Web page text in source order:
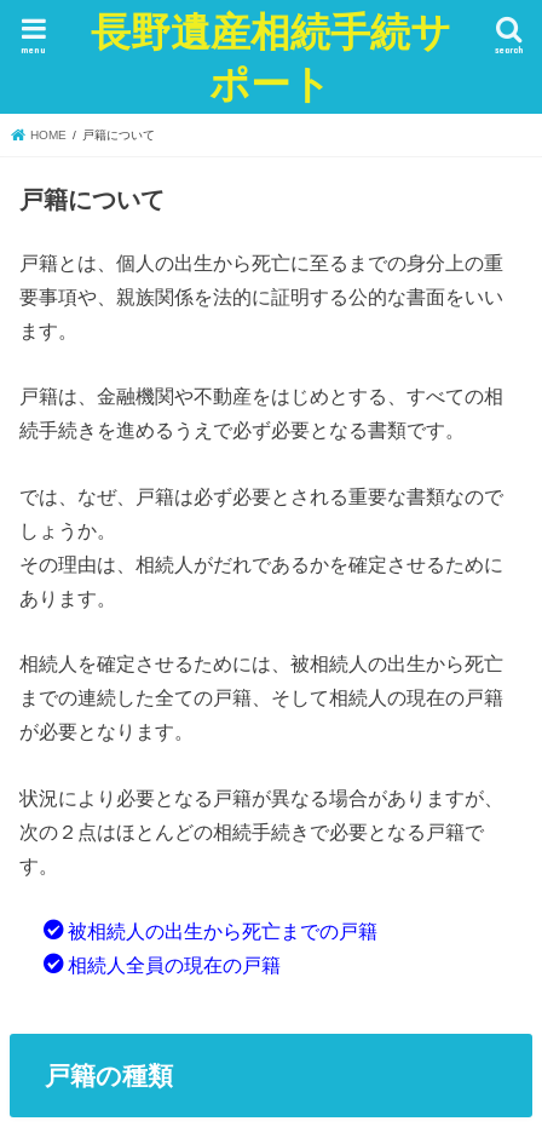
長野遺産相続手続サ
ポート
search
menu
HOME 戸籍について
戸籍について
戸籍とは、個人の出生から死亡に至るまでの身分上の重
要事項や、親族関係を法的に証明する公的な書面をいい
ます。
戸籍は、金融機関や不動産をはじめとする、すべての相
続手続きを進めるうえで必ず必要となる書類です。
では、なぜ、戸籍は必ず必要とされる重要な書類なので
しょうか。
その理由は、相続人がだれであるかを確定させるために
あります。
相続人を確定させるためには、被相続人の出生から死亡
までの連続した全ての戸籍、そして相続人の現在の戸籍
が必要となります。
状況により必要となる戸籍が異なる場合がありますが、
次の２点はほとんどの相続手続きで必要となる戸籍で
す。
被相続人の出生から死亡までの戸籍
相続人全員の現在の戸籍
戸籍の種類